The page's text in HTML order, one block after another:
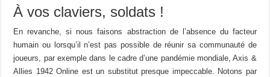
À vos claviers, soldats !
En revanche, si nous faisons abstraction de l’absence du facteur
humain ou lorsqu’il n’est pas possible de réunir sa communauté de
joueurs, par exemple dans le cadre d’une pandémie mondiale, Axis &
Allies 1942 Online est un substitut presque impeccable. Notons par